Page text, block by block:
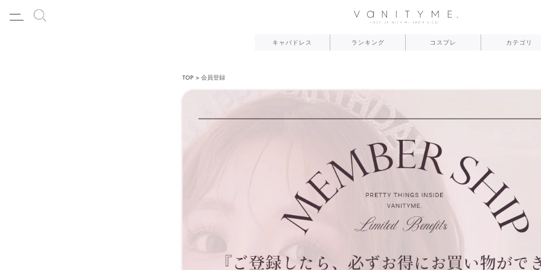
キャバドレス ランキング コスプレ カテゴリ
TOP 会員登録